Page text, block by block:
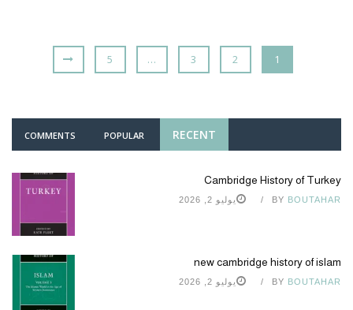
1
2
3
…
5
RECENT
POPULAR
COMMENTS
Cambridge History of Turkey
BY BOUTAHAR يوليو 2, 2026
new cambridge history of islam
BY BOUTAHAR يوليو 2, 2026